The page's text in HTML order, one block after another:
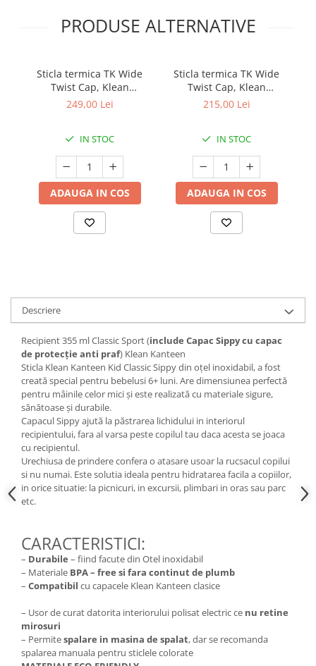
PRODUSE ALTERNATIVE
Sticla termica TK Wide
Twist Cap, Klean
Kanteen, 355ml, Heart
249,00 Lei
IN STOC
ADAUGA IN COS
Sticla termica TK Wide
Twist Cap, Klean
Kanteen, 473 ml, Blue
215,00 Lei
IN STOC
ADAUGA IN COS
Descriere
Recipient 355 ml Classic Sport (include Capac Sippy cu capac
de protecţie anti praf) Klean Kanteen
Sticla Klean Kanteen Kid Classic Sippy din oțel inoxidabil, a fost
creată special pentru bebelusi 6+ luni. Are dimensiunea perfectă
pentru mâinile celor mici și este realizată cu materiale sigure,
sănătoase și durabile.
Capacul Sippy ajută la păstrarea lichidului in interiorul
recipientului, fara al varsa peste copilul tau daca acesta se joaca
cu recipientul.
Urechiusa de prindere confera o atasare usoar la rucsacul copilui
si nu numai. Este solutia ideala pentru hidratarea facila a copiilor,
in orice situatie: la picnicuri, in excursii, plimbari in oras sau parc
etc.
CARACTERISTICI:
– Durabile – fiind facute din Otel inoxidabil
– Materiale BPA – free si fara continut de plumb
– Compatibil cu capacele Klean Kanteen clasice
– Usor de curat datorita interiorului polisat electric ce nu retine
mirosuri
– Permitespalare in masina de spalat, dar se recomanda
spalarea manuala pentru sticlele colorate